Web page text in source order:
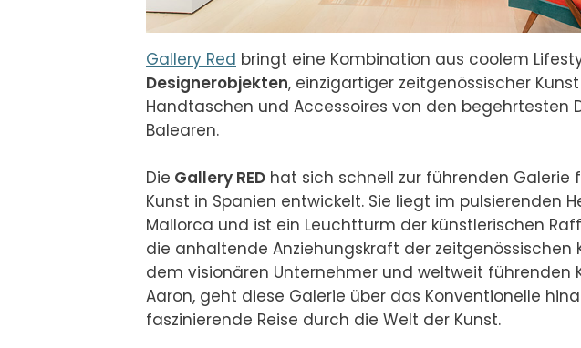
Gallery Red bringt eine Kombination aus coolem
Designerobjekten, einzigartiger zeitgenössischer
Handtaschen und Accessoires von den begehrtesten
Balearen.
Die Gallery RED hat sich schnell zur führenden Galerie
Kunst in Spanien entwickelt. Sie liegt im pulsierenden
Mallorca und ist ein Leuchtturm der künstlerischen
die anhaltende Anziehungskraft der zeitgenössischen
dem visionären Unternehmer und weltweit führenden
Aaron, geht diese Galerie über das Konventionelle
faszinierende Reise durch die Welt der Kunst.